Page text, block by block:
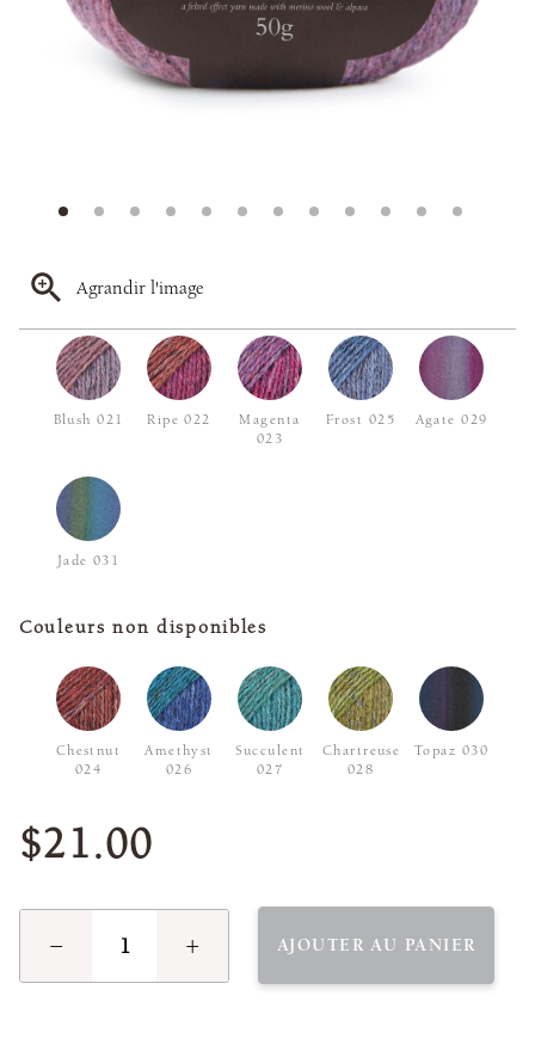
Agrandir l'image
Blush 021 Ripe 022
Magenta
023
Frost 025 Agate 029
Jade 031
Couleurs non disponibles
Chestnut
024
Amethyst
026
Succulent
027
Chartreuse
028
Topaz 030
$21.00
− + AJOUTER AU PANIER